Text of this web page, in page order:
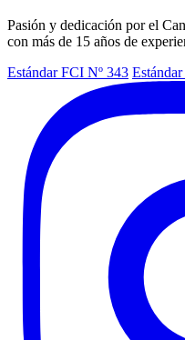
Pasión y dedicación por el
con más de 15 años de
Estándar FCI Nº 343